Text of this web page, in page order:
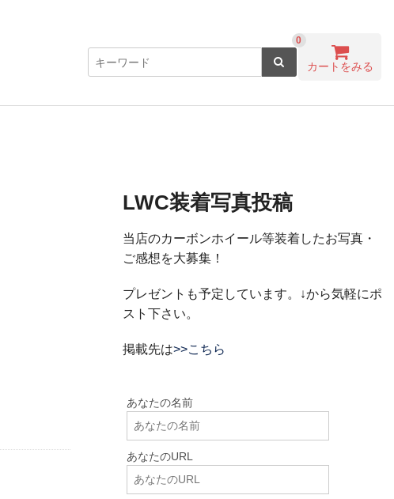
カートをみる
0
LWC装着写真投稿
当店のカーボンホイール等装着したお写真・
ご感想を大募集！
プレゼントも予定しています。↓から気軽にポ
スト下さい。
掲載先は>>こちら
あなたの名前
あなたのURL